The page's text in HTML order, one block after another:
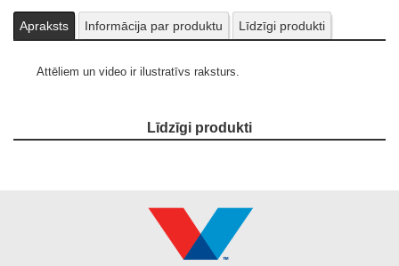
Apraksts Informācija par produktu Līdzīgi produkti
Attēliem un video ir ilustratīvs raksturs.
Līdzīgi produkti